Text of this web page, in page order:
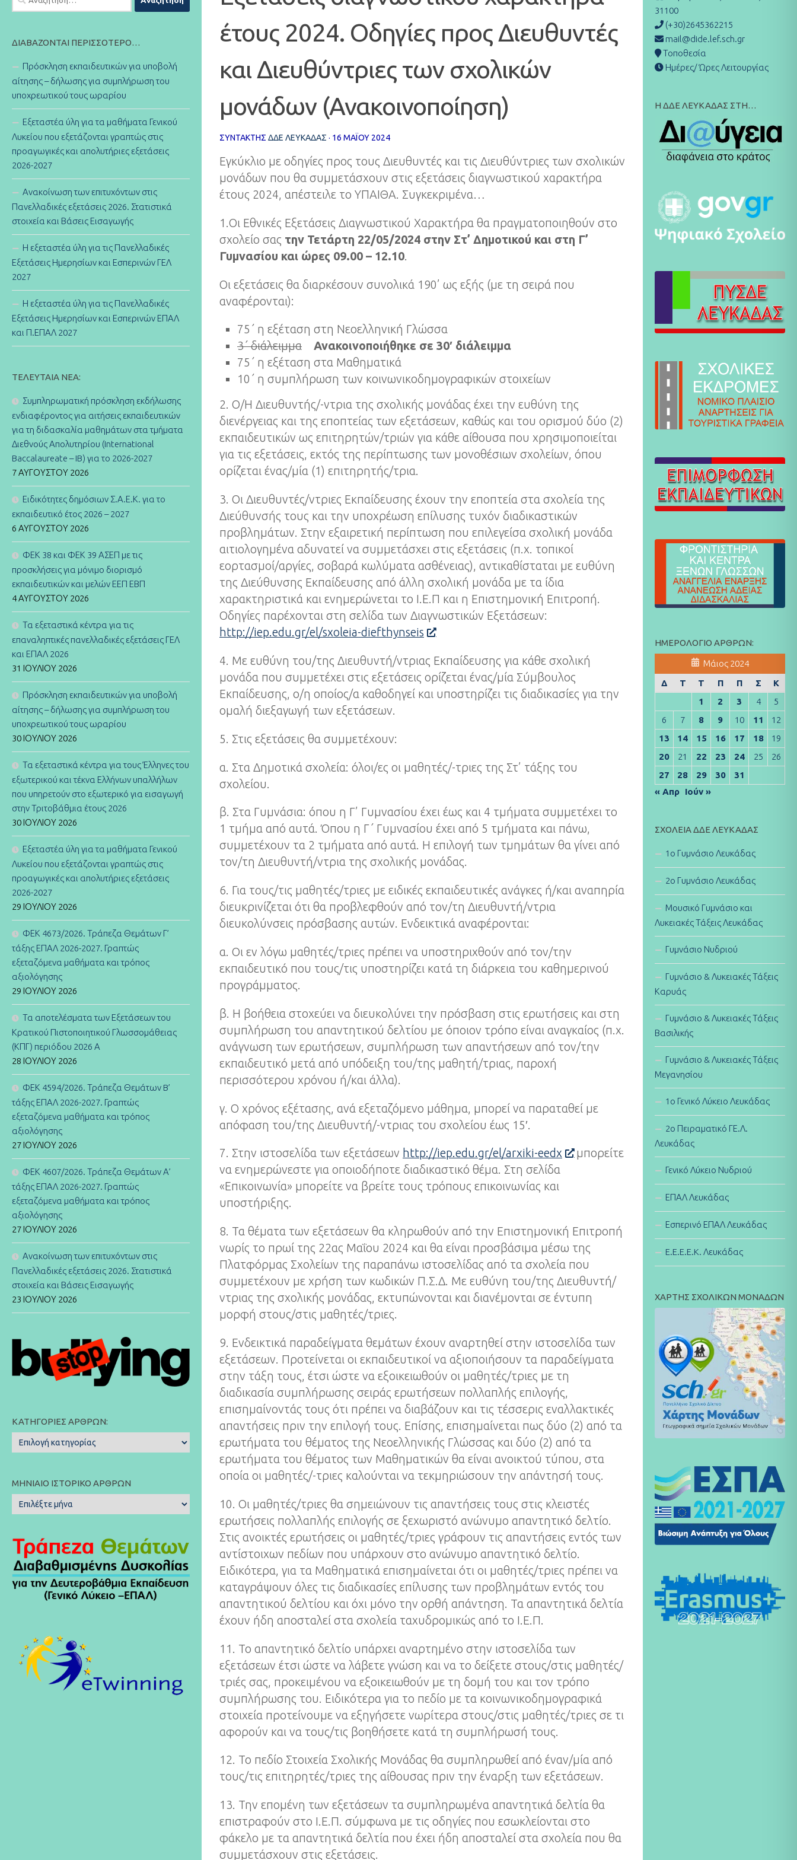
έτους 2024. Οδηγίες προς Διευθυντές
και Διευθύντριες των σχολικών
μονάδων (Ανακοινοποίηση)
ΣΥΝΤΆΚΤΗΣ ΔΔΕ ΛΕΥΚΑΔΑΣ · 16 ΜΑΪ́ΟΥ 2024
Εγκύκλιο με οδηγίες προς τους Διευθυντές και τις Διευθύντριες των σχολικών
μονάδων που θα συμμετάσχουν στις εξετάσεις διαγνωστικού χαρακτήρα
έτους 2024, απέστειλε το ΥΠΑΙΘΑ. Συγκεκριμένα…
1.Οι Εθνικές Εξετάσεις Διαγνωστικού Χαρακτήρα θα πραγματοποιηθούν στο
σχολείο σας την Τετάρτη 22/05/2024 στην Στ’ Δημοτικού και στη Γ’
Γυμνασίου και ώρες 09.00 – 12.10.
Οι εξετάσεις θα διαρκέσουν συνολικά 190’ ως εξής (με τη σειρά που
αναφέρονται):
75΄ η εξέταση στη Νεοελληνική Γλώσσα
3΄ διάλειμμα
Ανακοινοποιήθηκε σε 30′ διάλειμμα
75΄ η εξέταση στα Μαθηματικά
10΄ η συμπλήρωση των κοινωνικοδημογραφικών στοιχείων
2. Ο/H Διευθυντής/-ντρια της σχολικής μονάδας έχει την ευθύνη της
διενέργειας και της εποπτείας των εξετάσεων, καθώς και του ορισμού δύο (2)
εκπαιδευτικών ως επιτηρητών/τριών για κάθε αίθουσα που χρησιμοποιείται
για τις εξετάσεις, εκτός της περίπτωσης των μονοθέσιων σχολείων, όπου
ορίζεται ένας/μία (1) επιτηρητής/τρια.
3. Οι Διευθυντές/ντριες Εκπαίδευσης έχουν την εποπτεία στα σχολεία της
Διεύθυνσής τους και την υποχρέωση επίλυσης τυχόν διαδικαστικών
προβλημάτων. Στην εξαιρετική περίπτωση που επιλεγείσα σχολική μονάδα
αιτιολογημένα αδυνατεί να συμμετάσχει στις εξετάσεις (π.χ. τοπικοί
εορτασμοί/αργίες, σοβαρά κωλύματα ασθένειας), αντικαθίσταται με ευθύνη
της Διεύθυνσης Εκπαίδευσης από άλλη σχολική μονάδα με τα ίδια
χαρακτηριστικά και ενημερώνεται το Ι.Ε.Π και η Επιστημονική Επιτροπή.
Οδηγίες παρέχονται στη σελίδα των Διαγνωστικών Εξετάσεων:
http://iep.edu.gr/el/sxoleia-diefthynseis
4. Με ευθύνη του/της Διευθυντή/ντριας Εκπαίδευσης για κάθε σχολική
μονάδα που συμμετέχει στις εξετάσεις ορίζεται ένας/μία Σύμβουλος
Εκπαίδευσης, ο/η οποίος/α καθοδηγεί και υποστηρίζει τις διαδικασίες για την
ομαλή διεξαγωγή των εξετάσεων.
5. Στις εξετάσεις θα συμμετέχουν:
α. Στα Δημοτικά σχολεία: όλοι/ες οι μαθητές/-τριες της Στ’ τάξης του
σχολείου.
β. Στα Γυμνάσια: όπου η Γ’ Γυμνασίου έχει έως και 4 τμήματα συμμετέχει το
1 τμήμα από αυτά. Όπου η Γ΄ Γυμνασίου έχει από 5 τμήματα και πάνω,
συμμετέχουν τα 2 τμήματα από αυτά. Η επιλογή των τμημάτων θα γίνει από
τον/τη Διευθυντή/ντρια της σχολικής μονάδας.
6. Για τους/τις μαθητές/τριες με ειδικές εκπαιδευτικές ανάγκες ή/και αναπηρία
διευκρινίζεται ότι θα προβλεφθούν από τον/τη Διευθυντή/ντρια
διευκολύνσεις πρόσβασης αυτών. Ενδεικτικά αναφέρονται:
α. Οι εν λόγω μαθητές/τριες πρέπει να υποστηριχθούν από τον/την
εκπαιδευτικό που τους/τις υποστηρίζει κατά τη διάρκεια του καθημερινού
προγράμματος.
β. Η βοήθεια στοχεύει να διευκολύνει την πρόσβαση στις ερωτήσεις και στη
συμπλήρωση του απαντητικού δελτίου με όποιον τρόπο είναι αναγκαίος (π.χ.
ανάγνωση των ερωτήσεων, συμπλήρωση των απαντήσεων από τον/την
εκπαιδευτικό μετά από υπόδειξη του/της μαθητή/τριας, παροχή
περισσότερου χρόνου ή/και άλλα).
γ. Ο χρόνος εξέτασης, ανά εξεταζόμενο μάθημα, μπορεί να παραταθεί με
απόφαση του/της Διευθυντή/-ντριας του σχολείου έως 15′.
7. Στην ιστοσελίδα των εξετάσεων http://iep.edu.gr/el/arxiki-eedx
μπορείτε
να ενημερώνεστε για οποιοδήποτε διαδικαστικό θέμα. Στη σελίδα
«Επικοινωνία» μπορείτε να βρείτε τους τρόπους επικοινωνίας και
υποστήριξης.
8. Τα θέματα των εξετάσεων θα κληρωθούν από την Επιστημονική Επιτροπή
νωρίς το πρωί της 22ας Μαΐου 2024 και θα είναι προσβάσιμα μέσω της
Πλατφόρμας Σχολείων της παραπάνω ιστοσελίδας από τα σχολεία που
συμμετέχουν με χρήση των κωδικών Π.Σ.Δ. Με ευθύνη του/της Διευθυντή/
ντριας της σχολικής μονάδας, εκτυπώνονται και διανέμονται σε έντυπη
μορφή στους/στις μαθητές/τριες.
9. Ενδεικτικά παραδείγματα θεμάτων έχουν αναρτηθεί στην ιστοσελίδα των
εξετάσεων. Προτείνεται οι εκπαιδευτικοί να αξιοποιήσουν τα παραδείγματα
στην τάξη τους, έτσι ώστε να εξοικειωθούν οι μαθητές/τριες με τη
διαδικασία συμπλήρωσης σειράς ερωτήσεων πολλαπλής επιλογής,
επισημαίνοντάς τους ότι πρέπει να διαβάζουν και τις τέσσερις εναλλακτικές
απαντήσεις πριν την επιλογή τους. Επίσης, επισημαίνεται πως δύο (2) από τα
ερωτήματα του θέματος της Νεοελληνικής Γλώσσας και δύο (2) από τα
ερωτήματα του θέματος των Μαθηματικών θα είναι ανοικτού τύπου, στα
οποία οι μαθητές/-τριες καλούνται να τεκμηριώσουν την απάντησή τους.
10. Οι μαθητές/τριες θα σημειώνουν τις απαντήσεις τους στις κλειστές
ερωτήσεις πολλαπλής επιλογής σε ξεχωριστό ανώνυμο απαντητικό δελτίο.
Στις ανοικτές ερωτήσεις οι μαθητές/τριες γράφουν τις απαντήσεις εντός των
αντίστοιχων πεδίων που υπάρχουν στο ανώνυμο απαντητικό δελτίο.
Ειδικότερα, για τα Μαθηματικά επισημαίνεται ότι οι μαθητές/τριες πρέπει να
καταγράψουν όλες τις διαδικασίες επίλυσης των προβλημάτων εντός του
απαντητικού δελτίου και όχι μόνο την ορθή απάντηση. Τα απαντητικά δελτία
έχουν ήδη αποσταλεί στα σχολεία ταχυδρομικώς από το Ι.Ε.Π.
11. Το απαντητικό δελτίο υπάρχει αναρτημένο στην ιστοσελίδα των
εξετάσεων έτσι ώστε να λάβετε γνώση και να το δείξετε στους/στις μαθητές/
τριές σας, προκειμένου να εξοικειωθούν με τη δομή του και τον τρόπο
συμπλήρωσης του. Ειδικότερα για το πεδίο με τα κοινωνικοδημογραφικά
στοιχεία προτείνουμε να εξηγήσετε νωρίτερα στους/στις μαθητές/τριες σε τι
αφορούν και να τους/τις βοηθήσετε κατά τη συμπλήρωσή τους.
12. Το πεδίο Στοιχεία Σχολικής Μονάδας θα συμπληρωθεί από έναν/μία από
τους/τις επιτηρητές/τριες της αίθουσας πριν την έναρξη των εξετάσεων.
13. Την επομένη των εξετάσεων τα συμπληρωμένα απαντητικά δελτία θα
επιστραφούν στο Ι.Ε.Π. σύμφωνα με τις οδηγίες που εσωκλείονται στο
φάκελο με τα απαντητικά δελτία που έχει ήδη αποσταλεί στα σχολεία που θα
συμμετάσχουν στις εξετάσεις.
για:
ΔΙΑΒΆΖΟΝΤΑΙ ΠΕΡΙΣΣΌΤΕΡΟ…
Πρόσκληση εκπαιδευτικών για υποβολή
αίτησης – δήλωσης για συμπλήρωση του
υποχρεωτικού τους ωραρίου
Εξεταστέα ύλη για τα μαθήματα Γενικού
Λυκείου που εξετάζονται γραπτώς στις
προαγωγικές και απολυτήριες εξετάσεις
2026-2027
Ανακοίνωση των επιτυχόντων στις
Πανελλαδικές εξετάσεις 2026. Στατιστικά
στοιχεία και Βάσεις Εισαγωγής
Η εξεταστέα ύλη για τις Πανελλαδικές
Εξετάσεις Ημερησίων και Εσπερινών ΓΕΛ
2027
Η εξεταστέα ύλη για τις Πανελλαδικές
Εξετάσεις Ημερησίων και Εσπερινών ΕΠΑΛ
και Π.ΕΠΑΛ 2027
ΤΕΛΕΥΤΑΊΑ ΝΈΑ:
Συμπληρωματική πρόσκληση εκδήλωσης
ενδιαφέροντος για αιτήσεις εκπαιδευτικών
για τη διδασκαλία μαθημάτων στα τμήματα
Διεθνούς Απολυτηρίου (International
Baccalaureate – IB) για το 2026-2027
7 ΑΥΓΟΎΣΤΟΥ 2026
Ειδικότητες δημόσιων Σ.Α.Ε.Κ. για το
εκπαιδευτικό έτος 2026 – 2027
6 ΑΥΓΟΎΣΤΟΥ 2026
ΦΕΚ 38 και ΦΕΚ 39 ΑΣΕΠ με τις
προσκλήσεις για μόνιμο διορισμό
εκπαιδευτικών και μελών ΕΕΠ ΕΒΠ
4 ΑΥΓΟΎΣΤΟΥ 2026
Τα εξεταστικά κέντρα για τις
επαναληπτικές πανελλαδικές εξετάσεις ΓΕΛ
και ΕΠΑΛ 2026
31 ΙΟΥΛΊΟΥ 2026
Πρόσκληση εκπαιδευτικών για υποβολή
αίτησης – δήλωσης για συμπλήρωση του
υποχρεωτικού τους ωραρίου
30 ΙΟΥΛΊΟΥ 2026
Τα εξεταστικά κέντρα για τους Έλληνες του
εξωτερικού και τέκνα Ελλήνων υπαλλήλων
που υπηρετούν στο εξωτερικό για εισαγωγή
στην Τριτοβάθμια έτους 2026
30 ΙΟΥΛΊΟΥ 2026
Εξεταστέα ύλη για τα μαθήματα Γενικού
Λυκείου που εξετάζονται γραπτώς στις
προαγωγικές και απολυτήριες εξετάσεις
2026-2027
29 ΙΟΥΛΊΟΥ 2026
ΦΕΚ 4673/2026. Τράπεζα Θεμάτων Γ’
τάξης ΕΠΑΛ 2026-2027. Γραπτώς
εξεταζόμενα μαθήματα και τρόπος
αξιολόγησης
29 ΙΟΥΛΊΟΥ 2026
Τα αποτελέσματα των Εξετάσεων του
Κρατικού Πιστοποιητικού Γλωσσομάθειας
(ΚΠΓ) περιόδου 2026 Α
28 ΙΟΥΛΊΟΥ 2026
ΦΕΚ 4594/2026. Τράπεζα Θεμάτων B’
τάξης ΕΠΑΛ 2026-2027. Γραπτώς
εξεταζόμενα μαθήματα και τρόπος
αξιολόγησης
27 ΙΟΥΛΊΟΥ 2026
ΦΕΚ 4607/2026. Τράπεζα Θεμάτων Α’
τάξης ΕΠΑΛ 2026-2027. Γραπτώς
εξεταζόμενα μαθήματα και τρόπος
αξιολόγησης
27 ΙΟΥΛΊΟΥ 2026
Ανακοίνωση των επιτυχόντων στις
Πανελλαδικές εξετάσεις 2026. Στατιστικά
στοιχεία και Βάσεις Εισαγωγής
23 ΙΟΥΛΊΟΥ 2026
ΚΑΤΗΓΟΡΊΕΣ ΆΡΘΡΩΝ:
Κατηγορίες
Άρθρων:
ΜΗΝΙΑΊΟ ΙΣΤΟΡΙΚΌ ΆΡΘΡΩΝ
Μηνιαίο
Ιστορικό
31100
(+30)2645362215
mail@dide.lef.sch.gr
Τοποθεσία
Ημέρες/ Ώρες Λειτουργίας
Η ΔΔΕ ΛΕΥΚΑΔΑΣ ΣΤΗ…
ΗΜΕΡΟΛΌΓΙΟ ΆΡΘΡΩΝ:
Μάιος 2024
Δ
Τ Τ Π Π Σ
Κ
1
2 3 4
5
6
7 8 9 10 11
12
13
14 15 16 17 18
19
20
21 22 23 24 25
26
27
28 29 30
31
« Απρ Ιούν »
ΣΧΟΛΕΊΑ ΔΔΕ ΛΕΥΚΆΔΑΣ
1ο Γυμνάσιο Λευκάδας
2ο Γυμνάσιο Λευκάδας
Μουσικό Γυμνάσιο και
Λυκειακές Τάξεις Λευκάδας
Γυμνάσιο Νυδριού
Γυμνάσιο & Λυκειακές Τάξεις
Καρυάς
Γυμνάσιο & Λυκειακές Τάξεις
Βασιλικής
Γυμνάσιο & Λυκειακές Τάξεις
Μεγανησίου
1ο Γενικό Λύκειο Λευκάδας
2ο Πειραματικό ΓΕ.Λ.
Λευκάδας
Γενικό Λύκειο Νυδριού
ΕΠΑΛ Λευκάδας
Εσπερινό ΕΠΑΛ Λευκάδας
E.E.E.E.K. Λευκάδας
ΧΑΡΤΗΣ ΣΧΟΛΙΚΩΝ ΜΟΝΑΔΩΝ